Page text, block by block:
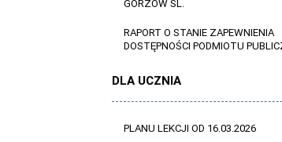
GORZÓW ŚL.
RAPORT O STANIE ZAPEWNIENIA
DOSTĘPNOŚCI PODMIOTU
DLA UCZNIA
PLANU LEKCJI OD 16.03.2026